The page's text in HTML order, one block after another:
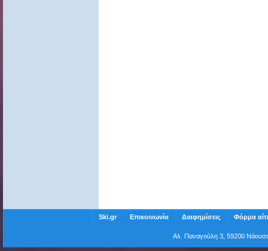
Ski.gr Επικοινωνία Διαφημίσεις Φόρμα
Αλ. Παναγούλη 3, 59200